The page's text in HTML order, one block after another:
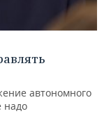
автономного
надо